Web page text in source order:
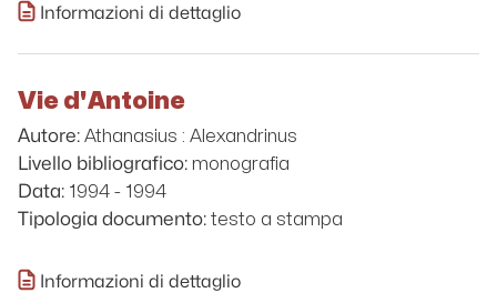
Informazioni di dettaglio
Vie d'Antoine
Autore: Athanasius : Alexandrinus
Livello bibliografico: monografia
Data: 1994 - 1994
Tipologia documento: testo a stampa
Informazioni di dettaglio